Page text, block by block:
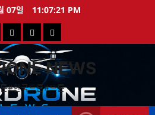
07일 11:07:22 PM
해
외
드
론
뉴
드
영
상
드
론
특
가
NEWS
#한국드론#드론